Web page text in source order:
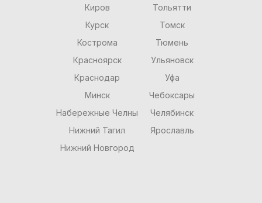
Киров
Курск
Кострома
Красноярск
Краснодар
Минск
Набережные Челны
Нижний Тагил
Нижний Новгород
Тольятти
Томск
Тюмень
Ульяновск
Уфа
Чебоксары
Челябинск
Ярославль